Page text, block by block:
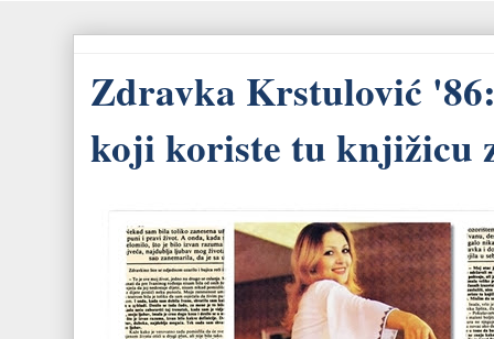
Zdravka Krstulović
koji koriste tu knjižicu